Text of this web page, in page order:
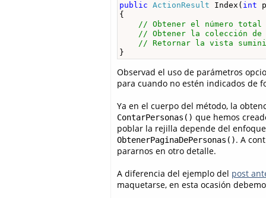
public ActionResult Index( int
{
// Obtener el número total
// Obtener la colección de
// Retornar la vista
}
Observad el uso de parámetros
para cuando no estén indicados de
Ya en el cuerpo del método, la
ContarPersonas() que hemos
poblar la rejilla depende del
ObtenerPaginaDePersonas(). A
pararnos en otro detalle.
A diferencia del ejemplo del post
maquetarse, en esta ocasión